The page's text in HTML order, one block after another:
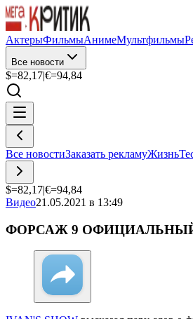
АктерыФильмыАнимеМультфильмы
Все новости
$=82,17|€=94,84
Все новостиЗаказать рекламуЖизнь
$=82,17|€=94,84
Видео21.05.2021 в 13:49
ФОРСАЖ 9